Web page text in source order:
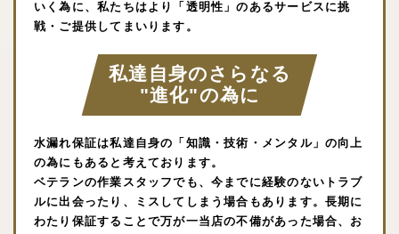
いく為に、私たちはより「透明性」のあるサービスに挑
戦・ご提供してまいります。
私達自身のさらなる
"進化"の為に
水漏れ保証は私達自身の「知識・技術・メンタル」の向上
の為にもあると考えております。
ベテランの作業スタッフでも、今までに経験のないトラブ
ルに出会ったり、ミスしてしまう場合もあります。長期に
わたり保証することで万が一当店の不備があった場合、お